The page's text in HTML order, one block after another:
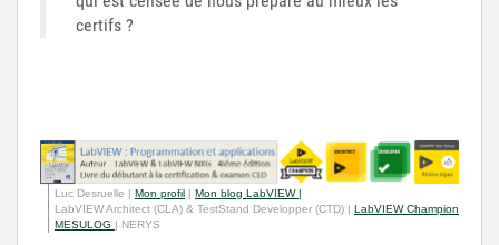
certifs ?
Luc Desruelle | Mon profil | Mon blog LabVIEW |
LabVIEW Architect (CLA) & TestStand Developper (CTD) | LabVIEW Champion
MESULOG | NERYS